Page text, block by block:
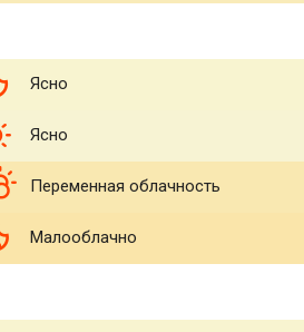
Ясно
Ясно
Переменная облачность
Малооблачно